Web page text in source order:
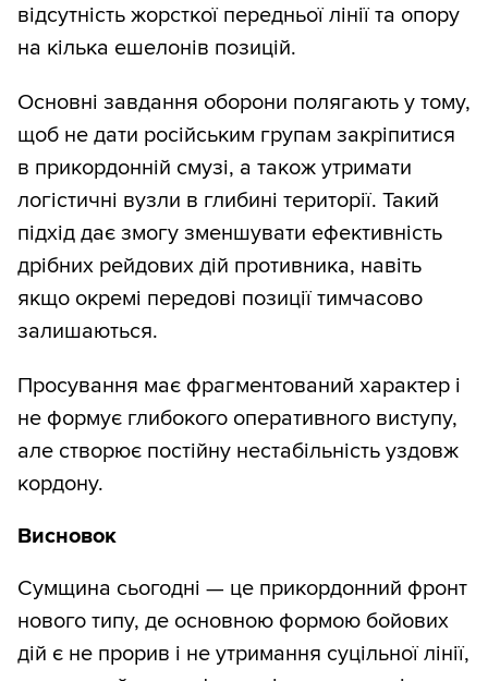
відсутність жорсткої передньої лінії та опору
на кілька ешелонів позицій.
Основні завдання оборони полягають у тому,
щоб не дати російським групам закріпитися
в прикордонній смузі, а також утримати
логістичні вузли в глибині території. Такий
підхід дає змогу зменшувати ефективність
дрібних рейдових дій противника, навіть
якщо окремі передові позиції тимчасово
залишаються.
Просування має фрагментований характер і
не формує глибокого оперативного виступу,
але створює постійну нестабільність уздовж
кордону.
Висновок
Сумщина сьогодні — це прикордонний фронт
нового типу, де основною формою бойових
дій є не прорив і не утримання суцільної лінії,